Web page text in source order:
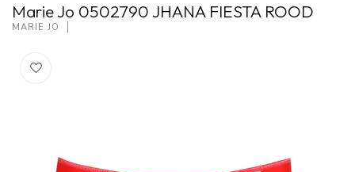
Marie Jo 0502790 JHANA FIESTA ROOD
MARIE JO